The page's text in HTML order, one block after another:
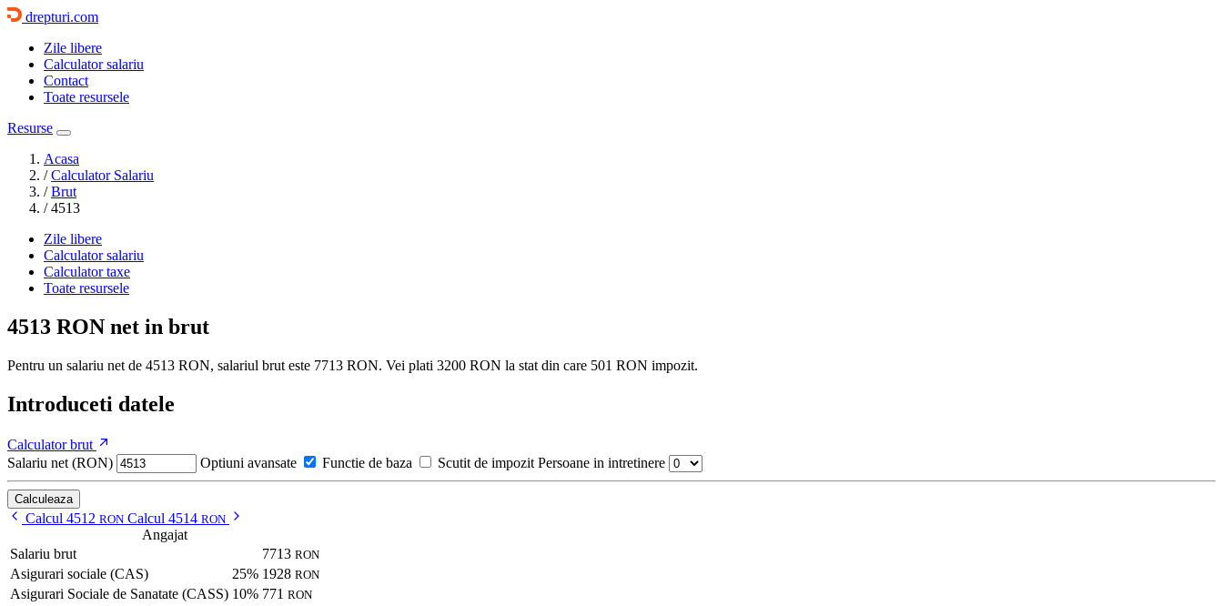
drepturi.com
Zile libere
Calculator salariu
Contact
Toate resursele
Resurse
Acasa
/ Calculator Salariu
/ Brut
/ 4513
Zile libere
Calculator salariu
Calculator taxe
Toate resursele
4513 RON net in brut
Pentru un salariu net de 4513 RON, salariul brut este 7713 RON. Vei plati 3200 RON la stat din care 501 RON impozit.
Introduceti datele
Calculator brut
Salariu net (RON)
Optiuni avansate Functie de baza Scutit de impozit Persoane in intretinere
Calculeaza
Calcul 4512 RON Calcul 4514 RON
Angajat
Salariu brut
7713 RON
Asigurari sociale (CAS) 25% 1928 RON
Asigurari Sociale de Sanatate (CASS) 10% 771 RON